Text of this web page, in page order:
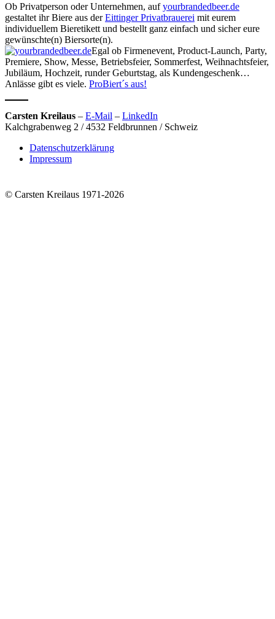
Ob Privatperson oder Unternehmen, aufyourbrandedbeer.de
gestaltet ihr Biere aus derEittinger Privatbrauerei mit eurem
individuellem Bieretikett und bestellt ganz einfach und sicher eure
gewünschte(n) Biersorte(n).
Egal ob Firmenevent, Product-Launch, Party,
Premiere, Show, Messe, Betriebsfeier, Sommerfest, Weihnachtsfeier,
Jubiläum, Hochzeit, runder Geburtstag, als Kundengeschenk…
Anlässe gibt es viele. ProBiert´s aus!
Carsten Kreilaus – E-Mail – LinkedIn
Kalchgrabenweg 2 / 4532 Feldbrunnen / Schweiz
Datenschutzerklärung
Impressum
© Carsten Kreilaus 1971-2026